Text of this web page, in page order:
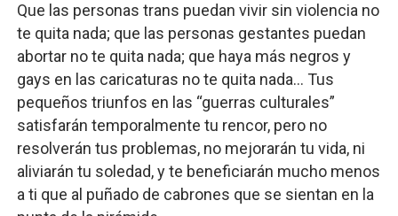
Que las personas trans puedan vivir sin violencia no
te quita nada; que las personas gestantes puedan
abortar no te quita nada; que haya más negros y
gays en las caricaturas no te quita nada… Tus
pequeños triunfos en las “guerras culturales”
satisfarán temporalmente tu rencor, pero no
resolverán tus problemas, no mejorarán tu vida, ni
aliviarán tu soledad, y te beneficiarán mucho menos
a ti que al puñado de cabrones que se sientan en la